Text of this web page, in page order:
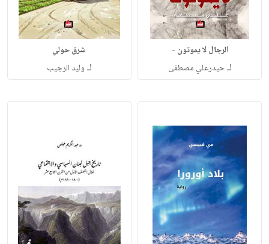
الرجال لا يموتون -
لـحيدرعلي مصطفى
شرق حولي
لـ وليد الرجيب